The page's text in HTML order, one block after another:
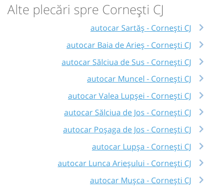
Alte plecări spre Cornești CJ
autocar Sartăș - Cornești CJ
autocar Baia de Arieș - Cornești CJ
autocar Sălciua de Sus - Cornești CJ
autocar Muncel - Cornești CJ
autocar Valea Lupșei - Cornești CJ
autocar Sălciua de Jos - Cornești CJ
autocar Poșaga de Jos - Cornești CJ
autocar Lupșa - Cornești CJ
autocar Lunca Arieșului - Cornești CJ
autocar Mușca - Cornești CJ